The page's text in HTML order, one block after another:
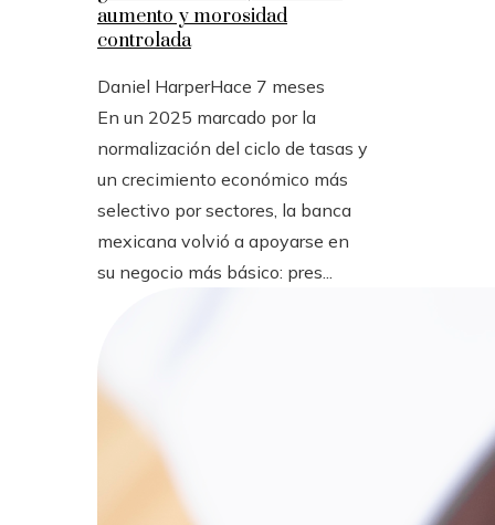
aumento y morosidad
controlada
Daniel HarperHace 7 meses
En un 2025 marcado por la
normalización del ciclo de tasas y
un crecimiento económico más
selectivo por sectores, la banca
mexicana volvió a apoyarse en
su negocio más básico: pres...